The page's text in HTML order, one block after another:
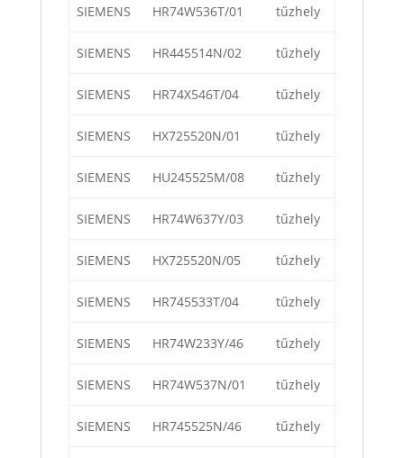
SIEMENS HR74W536T/01 tűzhely
SIEMENS HR445514N/02 tűzhely
SIEMENS HR74X546T/04 tűzhely
SIEMENS HX725520N/01 tűzhely
SIEMENS HU245525M/08 tűzhely
SIEMENS HR74W637Y/03 tűzhely
SIEMENS HX725520N/05 tűzhely
SIEMENS HR745533T/04 tűzhely
SIEMENS HR74W233Y/46 tűzhely
SIEMENS HR74W537N/01 tűzhely
SIEMENS HR745525N/46 tűzhely